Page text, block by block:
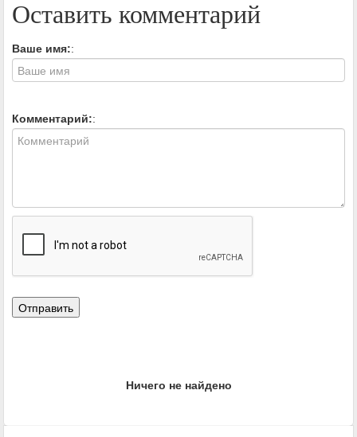
Оставить комментарий
Ваше имя::
Комментарий::
Ничего не найдено